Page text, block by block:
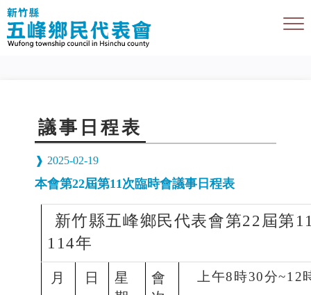
議事日程表
2025-02-19
本會第22屆第11次臨時會議事日程表
新竹縣五峰鄉民代表會第22 屆第
114年
月 日
星
會
上午8 時30分~12